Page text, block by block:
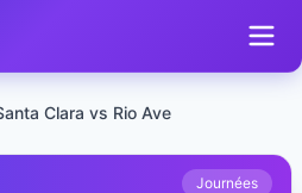
Clara vs Rio Ave
Journées